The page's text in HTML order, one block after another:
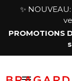
✨
PROMOTIONS